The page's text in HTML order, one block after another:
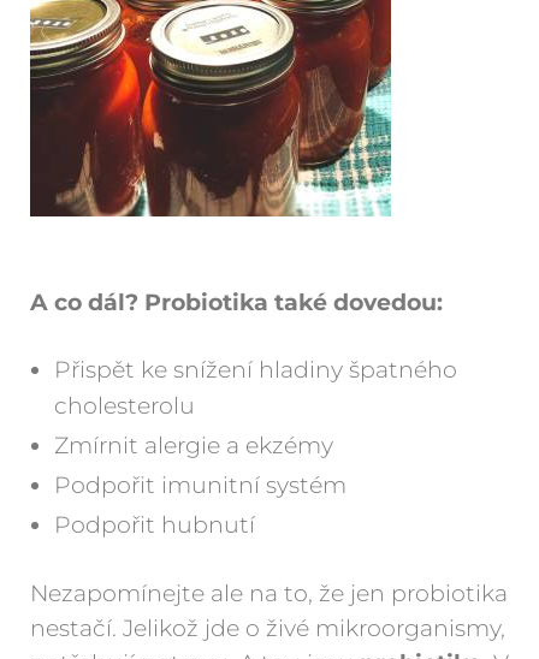
A co dál? Probiotika také dovedou:
Přispět ke snížení hladiny špatného
cholesterolu
Zmírnit alergie a ekzémy
Podpořit imunitní systém
Podpořit hubnutí
Nezapomínejte ale na to, že jen probiotika
nestačí. Jelikož jde o živé mikroorganismy,